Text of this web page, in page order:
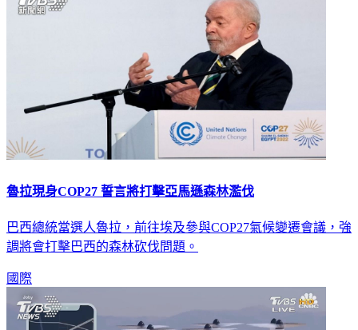
魯拉現身COP27 誓言將打擊亞馬遜森林濫伐
巴西總統當選人魯拉，前往埃及參與COP27氣候變遷會議，強
調將會打擊巴西的森林砍伐問題。
國際